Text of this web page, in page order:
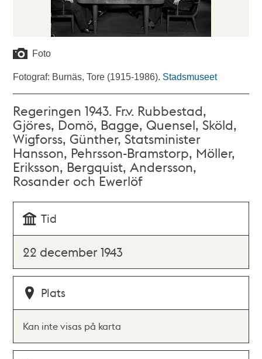
Foto
Fotograf: Burnäs, Tore (1915-1986). Stadsmuseet
Regeringen 1943. Fr.v. Rubbestad,
Gjöres, Domö, Bagge, Quensel, Sköld,
Wigforss, Günther, Statsminister
Hansson, Pehrsson-Bramstorp, Möller,
Eriksson, Bergquist, Andersson,
Rosander och Ewerlöf
Tid
22 december 1943
Plats
Kan inte visas på karta